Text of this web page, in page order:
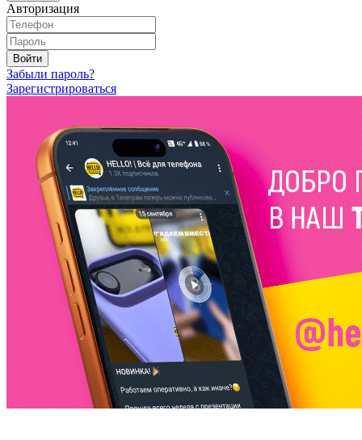
Авторизация
Войти
Забыли пароль?
Зарегистрироваться